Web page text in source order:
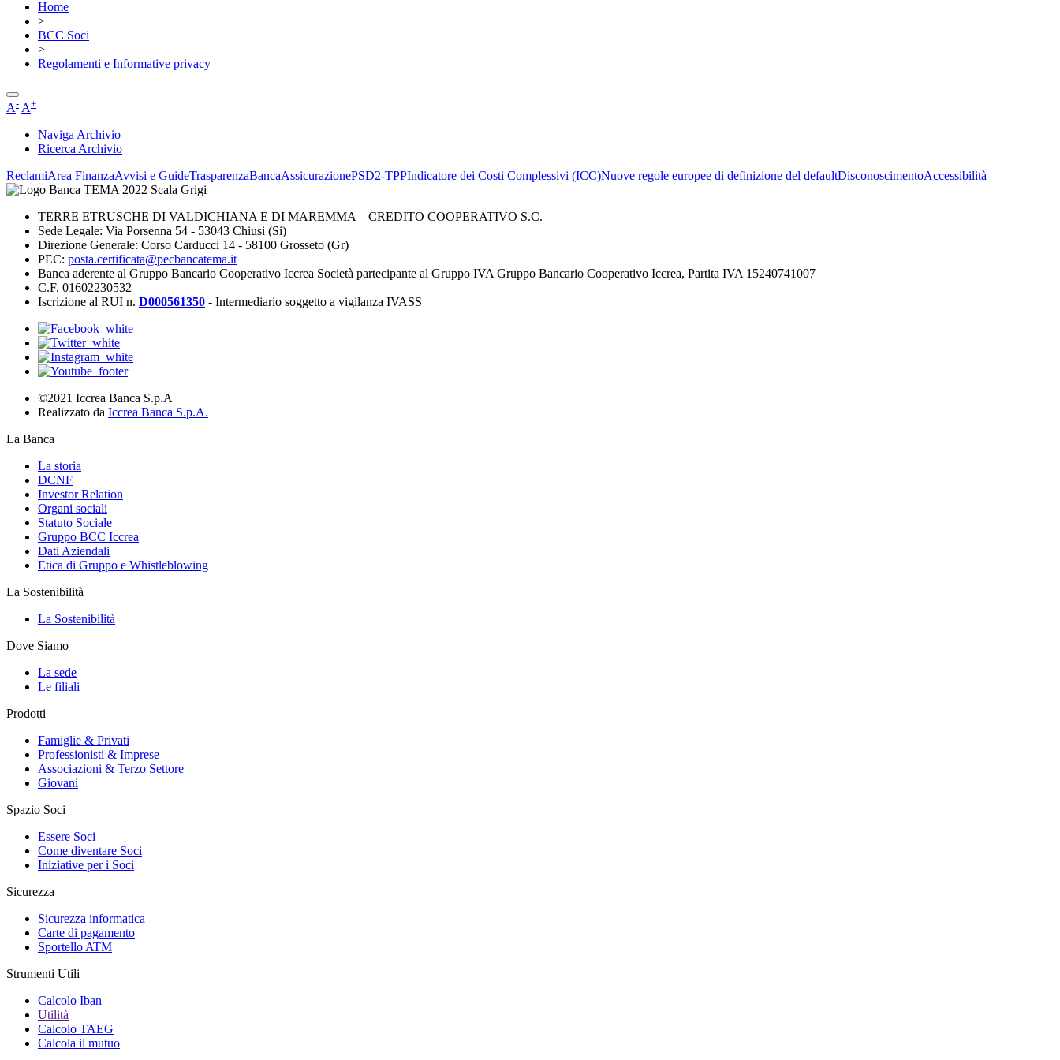
Home
>
BCC Soci
>
Regolamenti e Informative privacy
A- A+
Naviga Archivio
Ricerca Archivio
ReclamiArea FinanzaAvvisi e GuideTrasparenzaBancaAssicurazionePSD2-TPPIndicatore dei Costi Complessivi (ICC)Nuove regole europee di definizione del defaultDisconoscimentoAccessibilità
TERRE ETRUSCHE DI VALDICHIANA E DI MAREMMA – CREDITO COOPERATIVO S.C.
Sede Legale: Via Porsenna 54 - 53043 Chiusi (Si)
Direzione Generale: Corso Carducci 14 - 58100 Grosseto (Gr)
PEC: posta.certificata@pecbancatema.it
Banca aderente al Gruppo Bancario Cooperativo Iccrea Società partecipante al Gruppo IVA Gruppo Bancario Cooperativo Iccrea, Partita IVA 15240741007
C.F. 01602230532
Iscrizione al RUI n. D000561350 - Intermediario soggetto a vigilanza IVASS
©2021 Iccrea Banca S.p.A
Realizzato da Iccrea Banca S.p.A.
La Banca
La storia
DCNF
Investor Relation
Organi sociali
Statuto Sociale
Gruppo BCC Iccrea
Dati Aziendali
Etica di Gruppo e Whistleblowing
La Sostenibilità
La Sostenibilità
Dove Siamo
La sede
Le filiali
Prodotti
Famiglie & Privati
Professionisti & Imprese
Associazioni & Terzo Settore
Giovani
Spazio Soci
Essere Soci
Come diventare Soci
Iniziative per i Soci
Sicurezza
Sicurezza informatica
Carte di pagamento
Sportello ATM
Strumenti Utili
Calcolo Iban
Utilità
Calcolo TAEG
Calcola il mutuo